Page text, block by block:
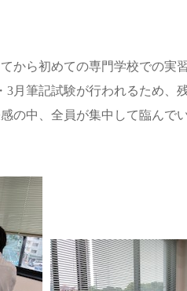
から初めての専門学校での実
3月筆記試験が行われるため、
の中、全員が集中して臨んで